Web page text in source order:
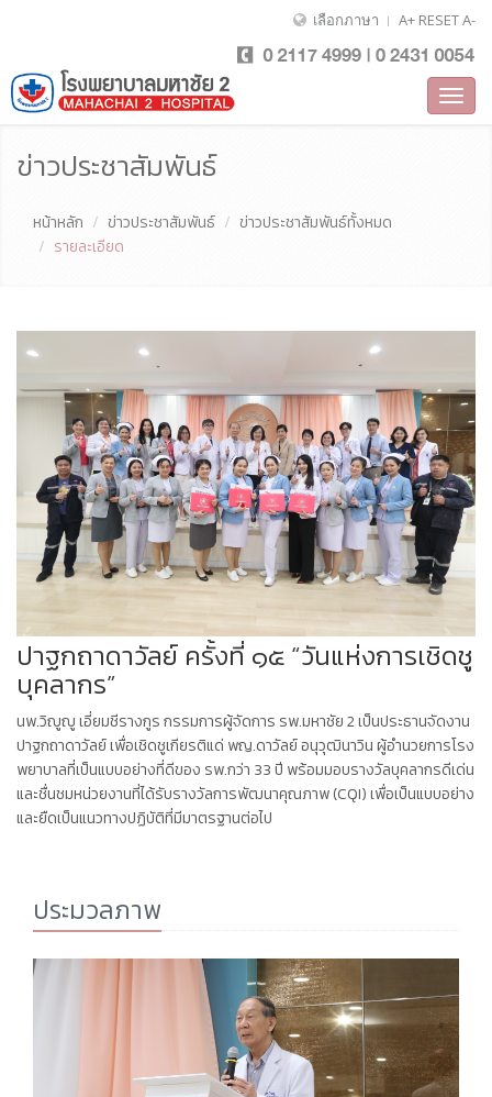
เลือกภาษา A+ RESETA-
ข่าวประชาสัมพันธ์
หน้าหลัก ข่าวประชาสัมพันธ์
ข่าวประชาสัมพันธ์ทั้งหมด
รายละเอียด
ปาฐกถาดาวัลย์ ครั้งที่ ๑๕ “วันแห่งการเชิดชู
บุคลากร”
นพ.วิญูญู เอี่ยมชีรางกูร กรรมการผู้จัดการ รพ.มหาชัย 2 เป็นประธานจัดงาน
ปาฐกถาดาวัลย์ เพื่อเชิดชูเกียรติแด่ พญ.ดาวัลย์ อนุวุฒินาวิน ผู้อำนวยการโรง
พยาบาลที่เป็นแบบอย่างที่ดีของ รพ.กว่า 33 ปี พร้อมมอบรางวัลบุคลากรดีเด่น
และชื่นชมหน่วยงานที่ได้รับรางวัลการพัฒนาคุณภาพ (CQI) เพื่อเป็นแบบอย่าง
และยืดเป็นแนวทางปฏิบัติที่มีมาตรฐานต่อไป
ประมวลภาพ